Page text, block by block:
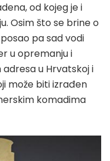
od kojeg je i
Osim što se brine o
pa sad vodi
u opremanju i
u Hrvatskoj i
može biti izrađen
komadima